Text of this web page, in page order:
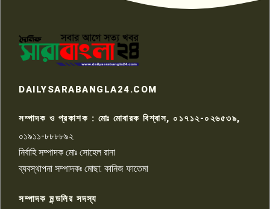
৭
কেটে ঘরে ঢুকে স্কুল শিক্ষিকাকে হত্যা
টয়লেটের ট্যাংকি থেকে লাশ উদ্ধার
রাজশাহীতে সন্ত্রাসী হামলায় গুরুতর
চাঁদাবাজি ও হয়রানির অভিযোগ
DAILYSARABANGLA24.COM
সম্পাদক ও প্রকাশক : মোঃ মোবারক বিশ্বাস, ০১৭১২-০২৬৫৩৯,
০১৯১১-৮৮৮৮৯২
নির্বাহি সম্পাদক মোঃ সোহেল রানা
ব্যবস্থাপনা সম্পাদকঃ মোছা: কানিজ ফাতেমা
সম্পাদক মন্ডলির সদস্য